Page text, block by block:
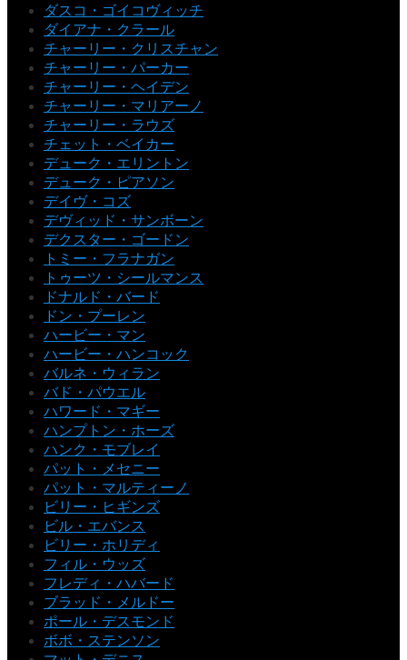
ダスコ・ゴイコヴィッチ
ダイアナ・クラール
チャーリー・クリスチャン
チャーリー・パーカー
チャーリー・ヘイデン
チャーリー・マリアーノ
チャーリー・ラウズ
チェット・ベイカー
デューク・エリントン
デューク・ピアソン
デイヴ・コズ
デヴィッド・サンボーン
デクスター・ゴードン
トミー・フラナガン
トゥーツ・シールマンス
ドナルド・バード
ドン・プーレン
ハービー・マン
ハービー・ハンコック
バルネ・ウィラン
バド・パウエル
ハワード・マギー
ハンプトン・ホーズ
ハンク・モブレイ
パット・メセニー
パット・マルティーノ
ビリー・ヒギンズ
ビル・エバンス
ビリー・ホリディ
フィル・ウッズ
フレディ・ハバード
ブラッド・メルドー
ポール・デスモンド
ボボ・ステンソン